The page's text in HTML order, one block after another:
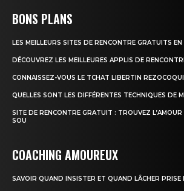
BONS PLANS
LES MEILLEURS SITES DE RENCONTRE GRATUITS EN
DÉCOUVREZ LES MEILLEURES APPLIS DE
CONNAISSEZ-VOUS LE TCHAT LIBERTIN
QUELLES SONT LES DIFFÉRENTES TECHNIQUES DE
SITE DE RENCONTRE GRATUIT : TROUVEZ L’AMOUR
SOU
COACHING AMOUREUX
SAVOIR QUAND INSISTER ET QUAND LÂCHER PRISE